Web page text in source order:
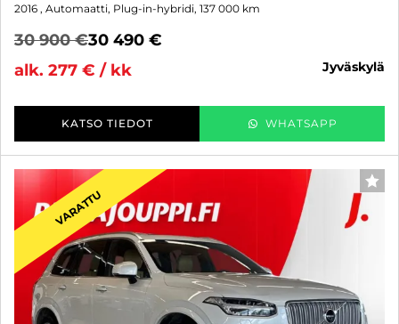
2016 , Automaatti, Plug-in-hybridi, 137 000 km
30 900 €30 490 €
alk. 277 € / kk
jyväskylä
KATSO TIEDOT WHATSAPP
VARATTU